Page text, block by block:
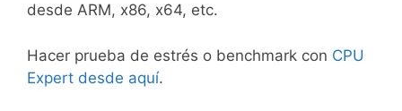
desde ARM, x86, x64, etc.
Hacer prueba de estrés o benchmark con CPU
Expert desde aquí.